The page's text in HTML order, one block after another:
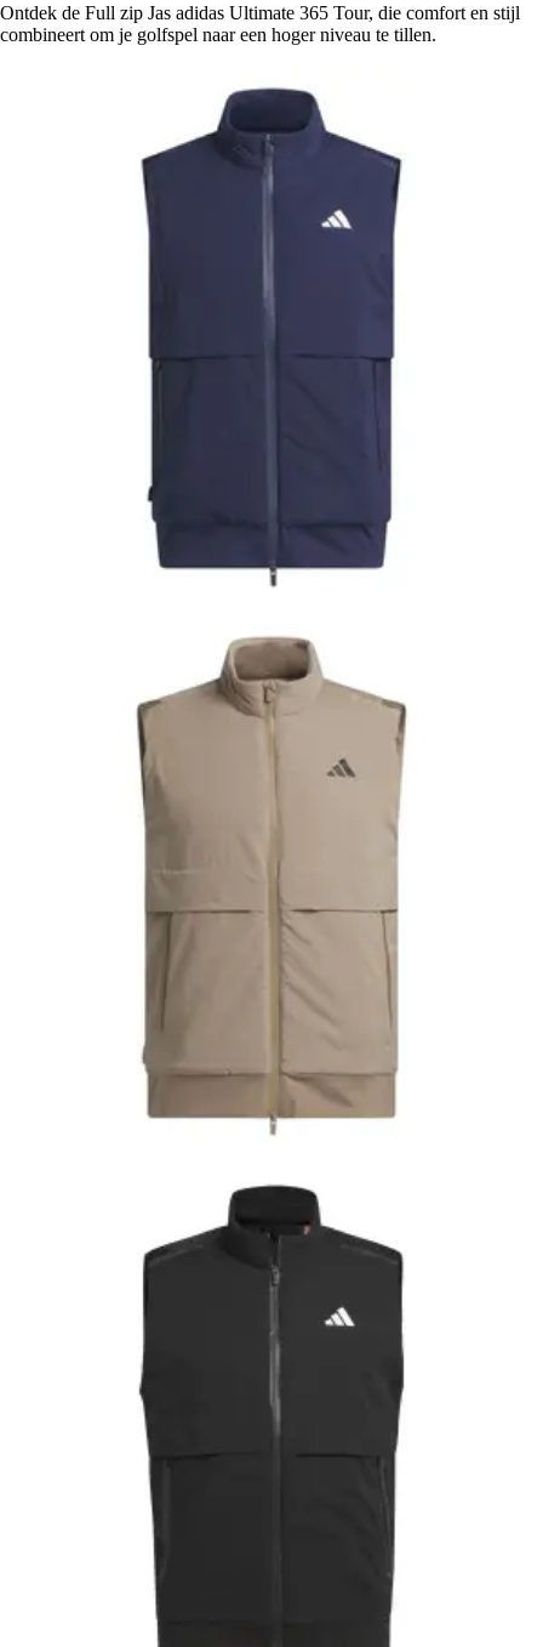
Ontdek de Full zip Jas adidas Ultimate 365 Tour, die comfort en stijl
combineert om je golfspel naar een hoger niveau te tillen.